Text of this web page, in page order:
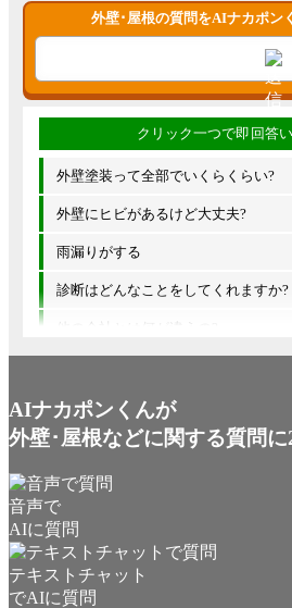
外壁･屋根の質問をAIナカポン
外壁塗装って全部でいくらくらい?
外壁にヒビがあるけど大丈夫?
雨漏りがする
診断はどんなことをしてくれますか?
他の会社とは何が違うの?
AIナカポンくんが
外壁･屋根などに関する質問に
音声で
AIに質問
テキストチャット
でAIに質問